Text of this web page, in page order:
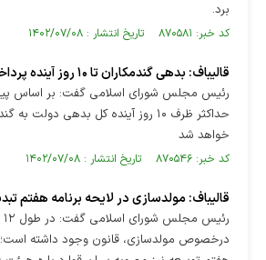
برد.
کد خبر: ۸۷۰۵۸۱ تاریخ انتشار : ۱۴۰۲/۰۷/۰۸
قالیباف: بدهی گندمکاران تا ۱۰ روز آینده پرداخت می‌شود
رئیس مجلس شورای اسلامی گفت: بر اساس
حداکثر ظرف ۱۰ روز آینده کل بدهی دولت
خواهد شد
کد خبر: ۸۷۰۵۴۶ تاریخ انتشار : ۱۴۰۲/۰۷/۰۸
قالیباف: مولدسازی در لایحه برنامه هفتم
درخصوص مولدسازی، قانون وجود داشته است؛